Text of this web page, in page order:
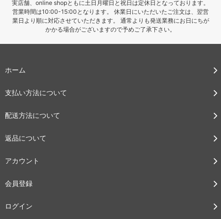
実店舗、online shopともに土日月曜日と祝日は定休日となっております。
営業時間は10:00-15:00となります。 休業日にいただいたご注文は、翌営
業日より順に対応させていただきます。 通常よりも発送業務にお日にちが
かかる場合がございますので予めご了承下さい。
ホーム
支払い方法について
配送方法について
返品について
アカウント
会員登録
ログイン